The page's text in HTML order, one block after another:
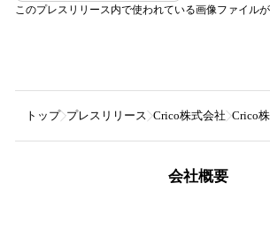
このプレスリリース内で使われている画像ファイル
トップ プレスリリース Crico株式会社 Crico
会社概要